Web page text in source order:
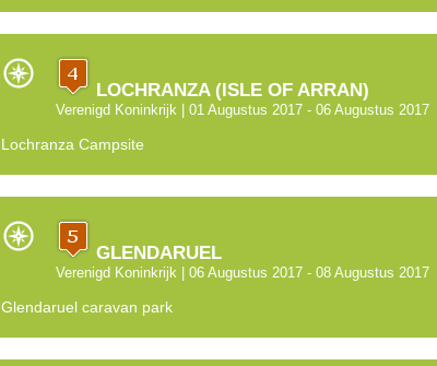
LOCHRANZA (ISLE OF ARRAN)
Verenigd Koninkrijk| 01 Augustus 2017 - 06 Augustus 2017
Lochranza Campsite
GLENDARUEL
Verenigd Koninkrijk| 06 Augustus 2017 - 08 Augustus 2017
Glendaruel caravan park